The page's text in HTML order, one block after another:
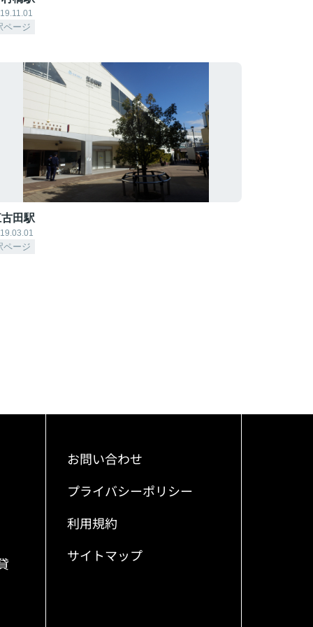
ページ
田駅
ページ
お問い合わせ
プライバシーポリシー
利用規約
サイトマップ